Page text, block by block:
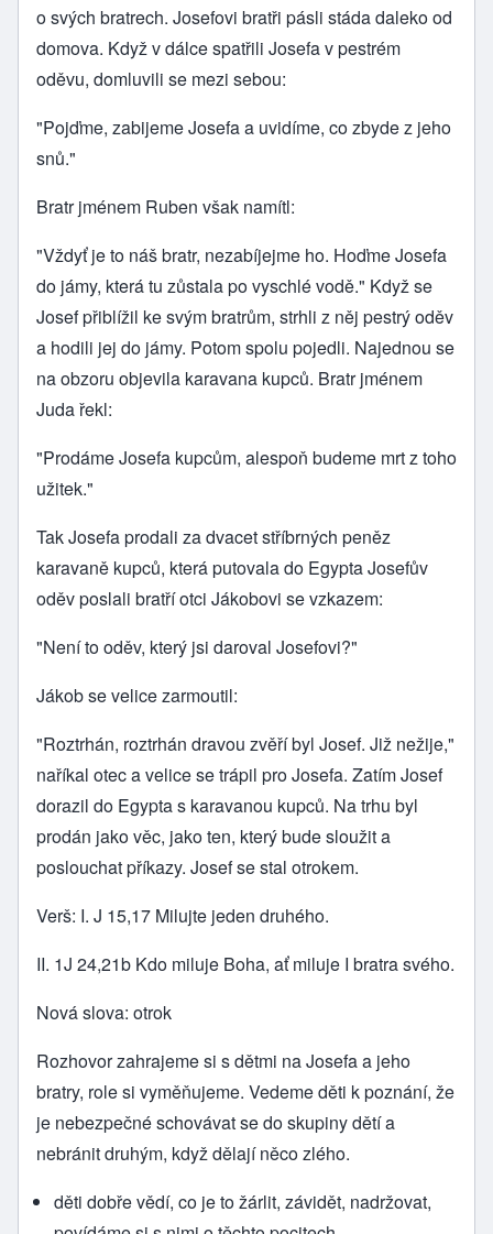
o svých bratrech. Josefovi bratři pásli stáda daleko od
domova. Když v dálce spatřili Josefa v pestrém
oděvu, domluvili se mezi sebou:
"Pojďme, zabijeme Josefa a uvidíme, co zbyde z jeho
snů."
Bratr jménem Ruben však namítl:
"Vždyť je to náš bratr, nezabíjejme ho. Hoďme Josefa
do jámy, která tu zůstala po vyschlé vodě." Když se
Josef přiblížil ke svým bratrům, strhli z něj pestrý oděv
a hodili jej do jámy. Potom spolu pojedli. Najednou se
na obzoru objevila karavana kupců. Bratr jménem
Juda řekl:
"Prodáme Josefa kupcům, alespoň budeme mrt z toho
užitek."
Tak Josefa prodali za dvacet stříbrných peněz
karavaně kupců, která putovala do Egypta Josefův
oděv poslali bratří otci Jákobovi se vzkazem:
"Není to oděv, který jsi daroval Josefovi?"
Jákob se velice zarmoutil:
"Roztrhán, roztrhán dravou zvěří byl Josef. Již nežije,"
naříkal otec a velice se trápil pro Josefa. Zatím Josef
dorazil do Egypta s karavanou kupců. Na trhu byl
prodán jako věc, jako ten, který bude sloužit a
poslouchat příkazy. Josef se stal otrokem.
Verš: I. J 15,17 Milujte jeden druhého.
II. 1J 24,21b Kdo miluje Boha, ať miluje I bratra svého.
Nová slova: otrok
Rozhovor zahrajeme si s dětmi na Josefa a jeho
bratry, role si vyměňujeme. Vedeme děti k poznání, že
je nebezpečné schovávat se do skupiny dětí a
nebránit druhým, když dělají něco zlého.
děti dobře vědí, co je to žárlit, závidět, nadržovat,